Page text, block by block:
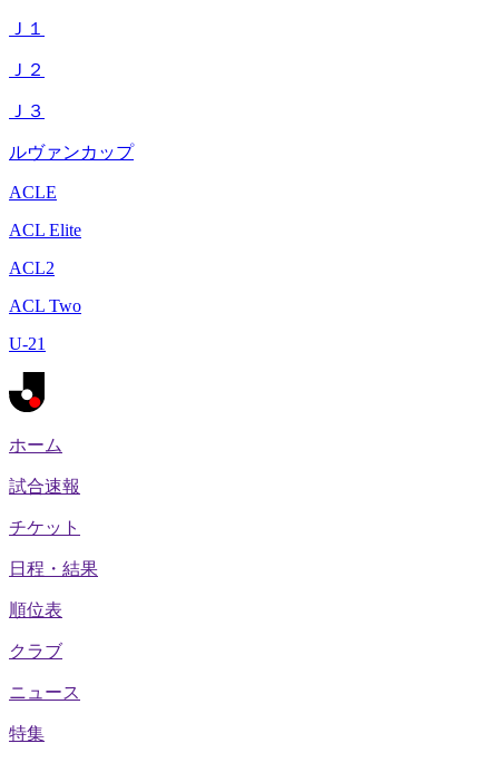
Ｊ１
Ｊ２
Ｊ３
ルヴァンカップ
ACLE
ACL Elite
ACL2
ACL Two
U-21
ホーム
試合速報
チケット
日程・結果
順位表
クラブ
ニュース
特集